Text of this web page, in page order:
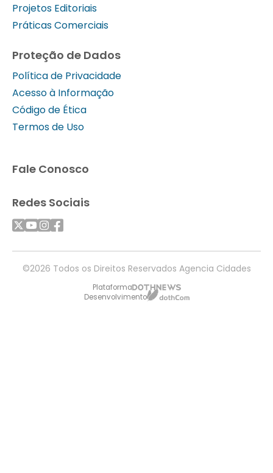
Projetos Editoriais
Práticas Comerciais
Proteção de Dados
Política de Privacidade
Acesso à Informação
Código de Ética
Termos de Uso
Fale Conosco
Redes Sociais
©2026 Todos os Direitos Reservados Agencia Cidades
Plataforma
Desenvolvimento